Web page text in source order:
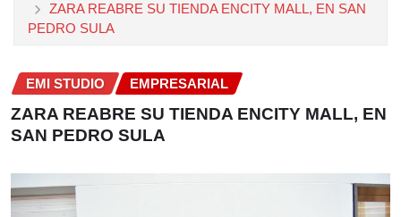
ZARA REABRE SU TIENDA ENCITY MALL, EN SAN
PEDRO SULA
EMI STUDIO EMPRESARIAL
ZARA REABRE SU TIENDA ENCITY MALL, EN
SAN PEDRO SULA